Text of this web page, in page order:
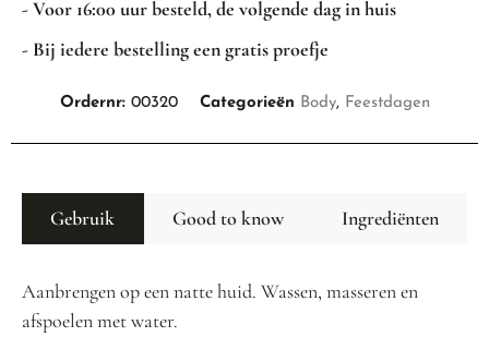
- Voor 16:00 uur besteld, de volgende dag in huis
- Bij iedere bestelling een gratis proefje
Ordernr: 00320 Categorieën Body, Feestdagen
Gebruik Good to know Ingrediënten
Aanbrengen op een natte huid. Wassen, masseren en
afspoelen met water.